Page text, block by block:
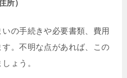
所）
の手続きや必要書類、費用
。不明な点があれば、この
ょう。